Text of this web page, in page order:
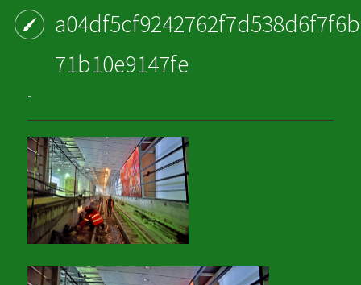
a04df5cf9242762f7d538d6f7f6b
71b10e9147fe
-